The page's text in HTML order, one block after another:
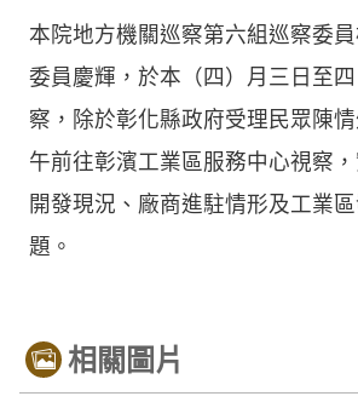
本院地方機關巡察第六組巡察委
委員慶輝，於本（四）月三日至
察，除於彰化縣政府受理民眾陳
午前往彰濱工業區服務中心視察
開發現況、廠商進駐情形及工業
題。
相關圖片